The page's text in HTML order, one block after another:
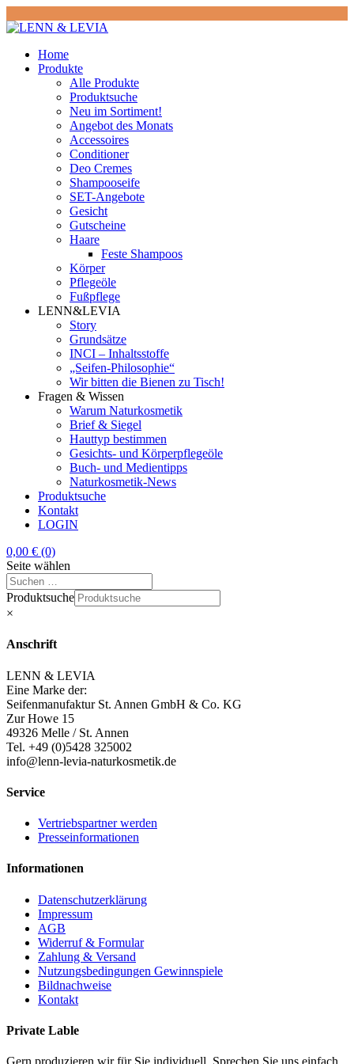
Home
Produkte
Alle Produkte
Produktsuche
Neu im Sortiment!
Angebot des Monats
Accessoires
Conditioner
Deo Cremes
Shampooseife
SET-Angebote
Gesicht
Gutscheine
Haare
Feste Shampoos
Körper
Pflegeöle
Fußpflege
LENN&LEVIA
Story
Grundsätze
INCI – Inhaltsstoffe
„Seifen-Philosophie“
Wir bitten die Bienen zu Tisch!
Fragen & Wissen
Warum Naturkosmetik
Brief & Siegel
Hauttyp bestimmen
Gesichts- und Körperpflegeöle
Buch- und Medientipps
Naturkosmetik-News
Produktsuche
Kontakt
LOGIN
0,00 € (0)
Seite wählen
Produktsuche
×
Anschrift
LENN & LEVIA
Eine Marke der:
Seifenmanufaktur St. Annen GmbH & Co. KG
Zur Howe 15
49326 Melle / St. Annen
Tel. +49 (0)5428 325002
info@lenn-levia-naturkosmetik.de
Service
Vertriebspartner werden
Presseinformationen
Informationen
Datenschutzerklärung
Impressum
AGB
Widerruf & Formular
Zahlung & Versand
Nutzungsbedingungen Gewinnspiele
Bildnachweise
Kontakt
Private Lable